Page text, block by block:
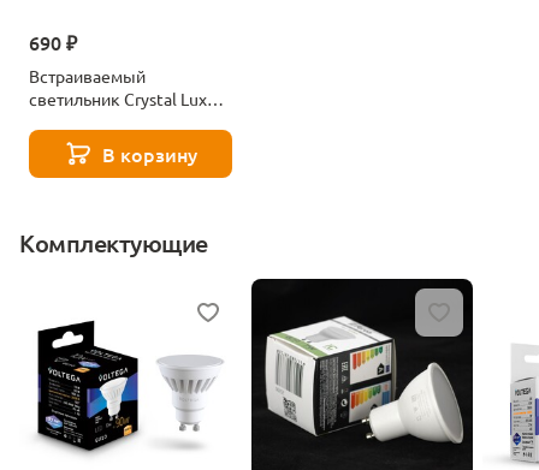
690 ₽
Встраиваемый
светильник Crystal Lux
В корзину
Комплектующие